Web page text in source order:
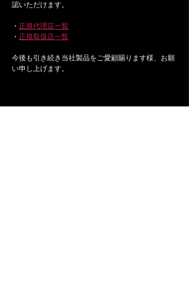
認いただけます。
・ 正規代理店一覧
・ 正規取扱店一覧
今後も引き続き当社製品をご愛顧賜ります様、お願
い申し上げます。